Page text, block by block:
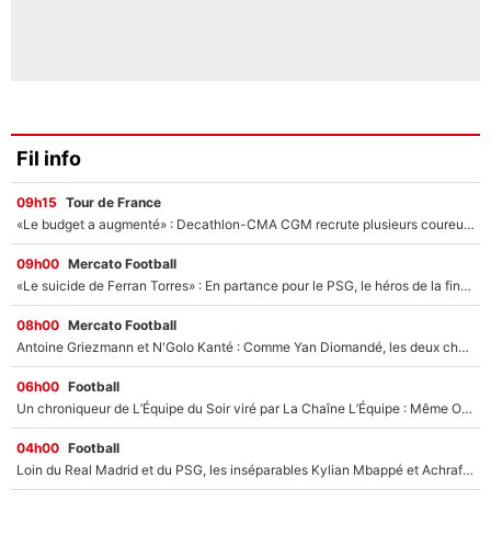
Fil info
09h15 Tour de France
«Le budget a augmenté» : Decathlon-CMA CGM recrute plusieurs coureurs pour offrir à Paul Seixas une équipe pour gagner le Tour de France 2027
09h00 Mercato Football
«Le suicide de Ferran Torres» : En partance pour le PSG, le héros de la finale de la Coupe du monde s'attire les foudres de la presse espagnole !
08h00 Mercato Football
Antoine Griezmann et N'Golo Kanté : Comme Yan Diomandé, les deux champions du monde ont refusé de signer au PSG !
06h00 Football
Un chroniqueur de L’Équipe du Soir viré par La Chaîne L’Équipe : Même Olivier Ménard n’avait pas pu empêcher son départ, «je l’ai appris sur Twitter, je l’ai vécu assez mal»
04h00 Football
Loin du Real Madrid et du PSG, les inséparables Kylian Mbappé et Achraf Hakimi changent d'équipe le temps d'une journée !